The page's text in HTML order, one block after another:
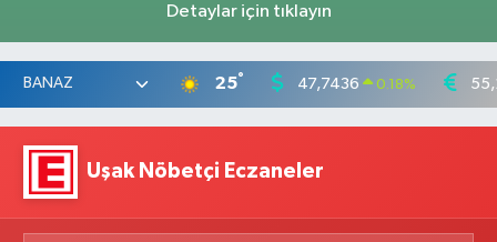
Detaylar için tıklayın
25° 47,7436 0.18%
Uşak Nöbetçi Eczaneler